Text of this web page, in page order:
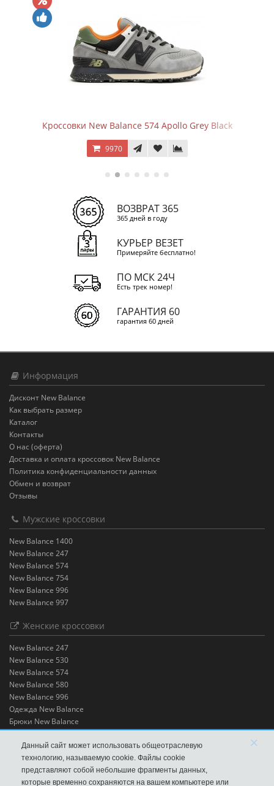
Кроссовки New Balance 574 Apollo Grey Black
9970
ВОЗВРАТ 365
365 дней в году
КУРЬЕР ВЕЗЕТ
Примеряйте бесплатно!
ПО МСК 24Ч
Есть трек номер!
ГАРАНТИЯ 60
гарантия 60 дней
Информация
Дисконт New Balance
Как выбрать размер
Каталог
Контакты
О нас (оферта)
Доставка и оплата кроссовок New Balance
Политика конфиденциальности данных
Обмен и возврат
Отзывы
Мужские кроссовки
New Balance 1400
New Balance 247
New Balance 574
New Balance 754
New Balance 996
New Balance 997
Женские кроссовки
New Balance 247
New Balance 530
New Balance 574
New Balance 580
New Balance 996
Одежда New Balance
Брюки New Balance
Футболки New Balance
Шорты New Balance
Данный сайт может использовать общеотраслевую
технологию, называемую cookie. Файлы cookie
представляют собой небольшие фрагменты данных,
которые временно сохраняются на вашем компьютере или
×